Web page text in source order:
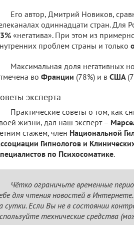
Его автор, Дмитрий Новиков,
одиннадцати стран. Для
«негатива». При этом из
проблем страны и только
Максимальная доля негативных
во Франции (78%) и в США
эксперта
Практические советы о том, как
жизни, дал наш эксперт –
стажем, член Национальной
Гипнологов и
по Психосоматике.
Чётко ограничьте временные
для чтения новостей в
сутки. Если Вы не в состоянии
технические средства